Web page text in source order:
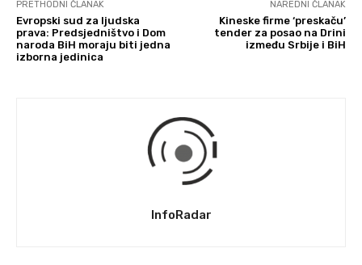
PRETHODNI ČLANAK
Evropski sud za ljudska
prava: Predsjedništvo i Dom
naroda BiH moraju biti jedna
izborna jedinica
NAREDNI ČLANAK
Kineske firme ‘preskaču’
tender za posao na Drini
između Srbije i BiH
InfoRadar